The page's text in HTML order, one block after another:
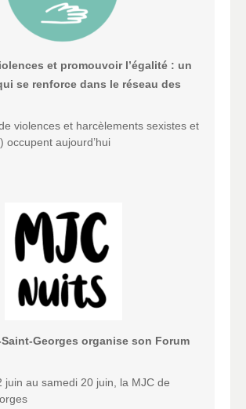
et promouvoir l’égalité : un
se renforce dans le réseau des
violences et harcèlements sexistes et
occupent aujourd’hui
Georges organise son Forum
juin au samedi 20 juin, la MJC de